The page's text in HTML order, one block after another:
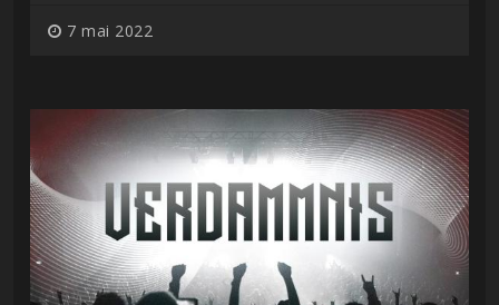
7 mai 2022